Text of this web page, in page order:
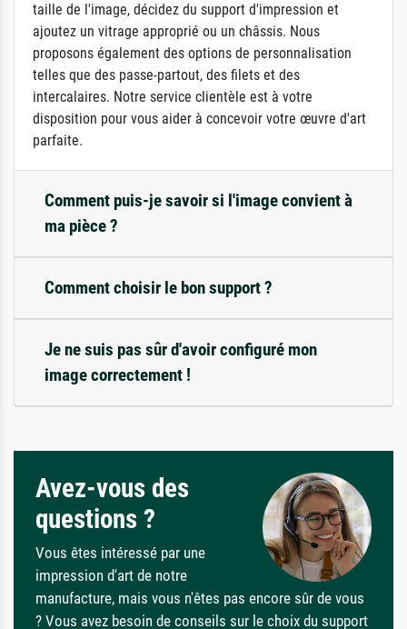
taille de l'image, décidez du support d'impression et
ajoutez un vitrage approprié ou un châssis. Nous
proposons également des options de personnalisation
telles que des passe-partout, des filets et des
intercalaires. Notre service clientèle est à votre
disposition pour vous aider à concevoir votre œuvre d'art
parfaite.
Comment puis-je savoir si l'image convient à
ma pièce ?
Comment choisir le bon support ?
Je ne suis pas sûr d'avoir configuré mon
image correctement !
Avez-vous des
questions ?
Vous êtes intéressé par une
impression d'art de notre
manufacture, mais vous n'êtes pas encore sûr de vous
? Vous avez besoin de conseils sur le choix du support